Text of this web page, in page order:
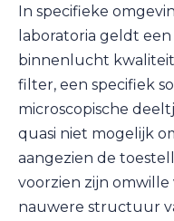
In specifieke
laboratoria geldt
binnenlucht
filter, een specifiek
microscopische
quasi niet mogelijk
aangezien de
voorzien zijn
nauwere structuur